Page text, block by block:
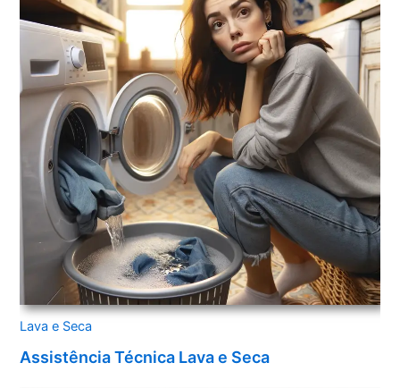
Lava e Seca
Assistência Técnica Lava e Seca